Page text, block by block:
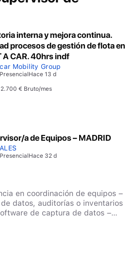
interna y mejora continua.
procesos de gestión de flota en
A CAR. 40hrs indf
Mobility Group
PresencialHace 13 d
€ Bruto/mes
a de Equipos – MADRID
PresencialHace 32 d
datos, auditorías o inventarios
de captura de datos –
de Grado Medio –
movilidad Si estás
en la oferta.